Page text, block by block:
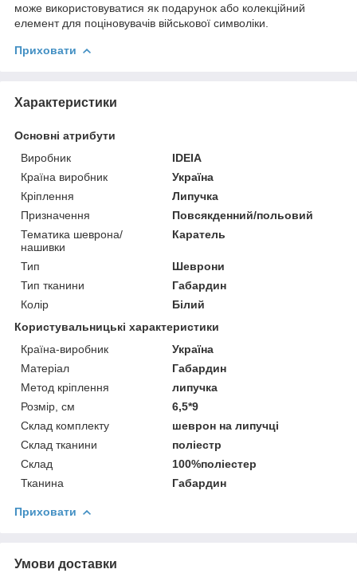
може використовуватися як подарунок або колекційний
елемент для поціновувачів військової символіки.
Приховати
Характеристики
Основні атрибути
Виробник
IDEIA
Країна виробник
Україна
Кріплення
Липучка
Призначення
Повсякденний/польовий
Тематика шеврона/
нашивки
Каратель
Тип
Шеврони
Тип тканини
Габардин
Колір
Білий
Користувальницькі характеристики
Країна-виробник
Україна
Матеріал
Габардин
Метод кріплення
липучка
Розмір, см
6,5*9
Склад комплекту
шеврон на липучці
Склад тканини
поліестр
Склад
100%поліестер
Тканина
Габардин
Приховати
Умови доставки